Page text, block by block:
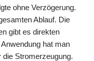
ohne Verzögerung.
Ablauf. Die
gibt es direkten
hat man
die Stromerzeugung.